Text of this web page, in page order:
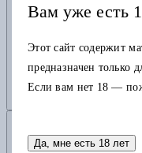
Вам уже есть
Этот сайт содержит
предназначен только
Если вам нет 18 —
Да, мне есть 18 лет